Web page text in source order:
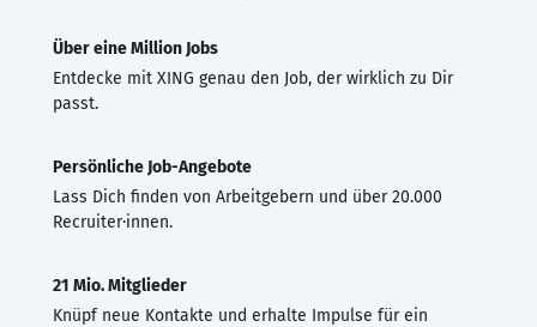
Über eine Million Jobs
Entdecke mit XING genau den Job, der wirklich zu Dir
passt.
Persönliche Job-Angebote
Lass Dich finden von Arbeitgebern und über 20.000
Recruiter·innen.
21 Mio. Mitglieder
Knüpf neue Kontakte und erhalte Impulse für ein